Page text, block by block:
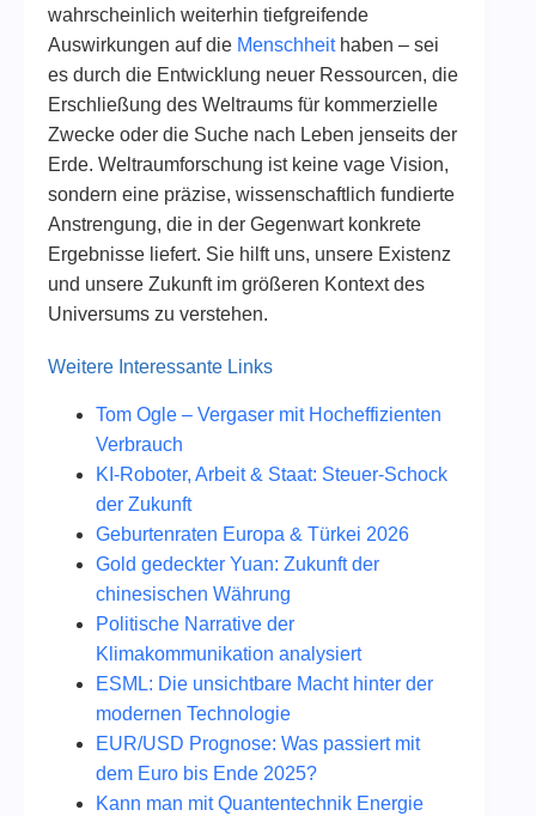
wahrscheinlich weiterhin tiefgreifende
Auswirkungen auf die Menschheithaben – sei
es durch die Entwicklung neuer Ressourcen, die
Erschließung des Weltraums für kommerzielle
Zwecke oder die Suche nach Leben jenseits der
Erde. Weltraumforschung ist keine vage Vision,
sondern eine präzise, wissenschaftlich fundierte
Anstrengung, die in der Gegenwart konkrete
Ergebnisse liefert. Sie hilft uns, unsere Existenz
und unsere Zukunft im größeren Kontext des
Universums zu verstehen.
Weitere Interessante Links
Tom Ogle – Vergaser mit Hocheffizienten
Verbrauch
KI-Roboter, Arbeit & Staat: Steuer-Schock
der Zukunft
Geburtenraten Europa & Türkei 2026
Gold gedeckter Yuan: Zukunft der
chinesischen Währung
Politische Narrative der
Klimakommunikation analysiert
ESML: Die unsichtbare Macht hinter der
modernen Technologie
EUR/USD Prognose: Was passiert mit
dem Euro bis Ende 2025?
Kann man mit Quantentechnik Energie